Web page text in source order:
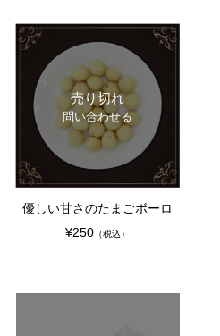
売り切れ
問い合わせる
優しい甘さのたまごボーロ
¥250 （税込）